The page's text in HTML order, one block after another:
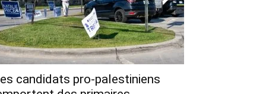
candidats pro-palestiniens